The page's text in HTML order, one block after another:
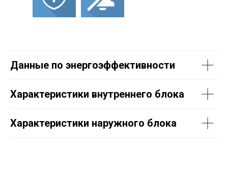
Данные по энергоэффективности
Характеристики внутреннего блока
Характеристики наружного блока